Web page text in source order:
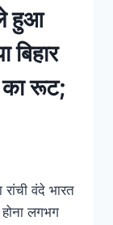
हुआ
का रूट;
वंदे भारत
लगभग